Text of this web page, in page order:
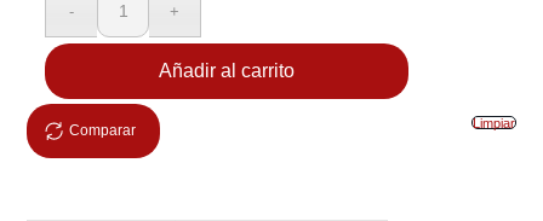
Limpiar
Añadir al carrito
Comparar